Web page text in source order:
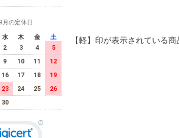
月の定休日
水 木 金
土
2 3 4
5
9 10 11
12
16 17 18
19
23 24 25
26
30
【軽】印が表示されている